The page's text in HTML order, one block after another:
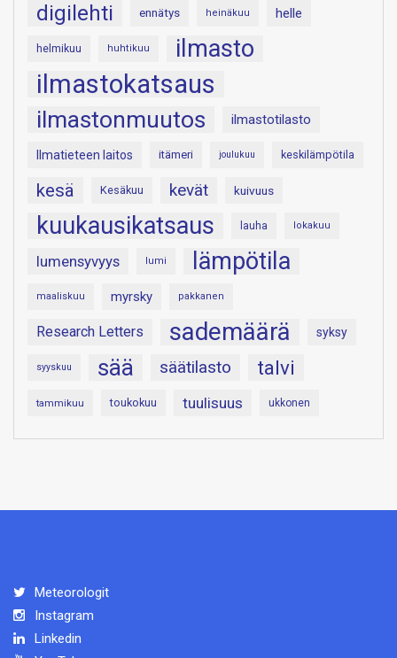
digilehti ennätys heinäkuu helle
helmikuu huhtikuu ilmasto
ilmastokatsaus
ilmastonmuutos ilmastotilasto
Ilmatieteen laitos itämeri joulukuu keskilämpötila
kesä Kesäkuu kevät kuivuus
kuukausikatsaus lauha lokakuu
lumensyvyys lumi lämpötila
maaliskuu myrsky pakkanen
Research Letters sademäärä syksy
syyskuu sää säätilasto talvi
tammikuu toukokuu tuulisuus ukkonen
Meteorologit
Instagram
Linkedin